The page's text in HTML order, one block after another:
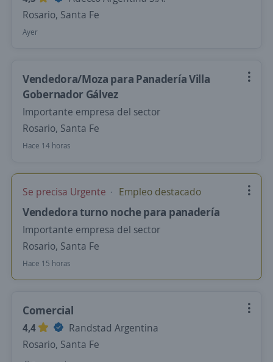
Rosario, Santa Fe
Ayer
Vendedora/Moza para Panadería Villa
Gobernador Gálvez
Importante empresa del sector
Rosario, Santa Fe
Hace 14 horas
Se precisa Urgente Empleo destacado
Vendedora turno noche para panadería
Importante empresa del sector
Rosario, Santa Fe
Hace 15 horas
Comercial
4,4
Randstad Argentina
Rosario, Santa Fe